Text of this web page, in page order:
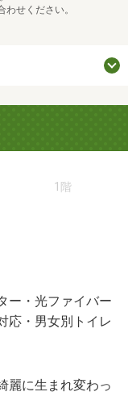
せください。
1階
ー・光ファイバー
応・男女別トイレ
麗に生まれ変わっ